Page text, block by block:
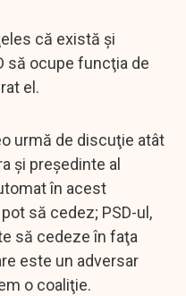
că există şi
să ocupe funcţia de
el.
urmă de discuţie atât
şi preşedinte al
în acest
să cedez; PSD-ul,
să cedeze în faţa
este un adversar
o coaliţie.